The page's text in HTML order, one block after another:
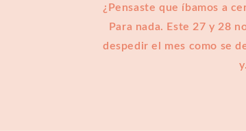
¿Pensaste que íbamos a
Para nada. Este 27 y 28
despedir el mes como se